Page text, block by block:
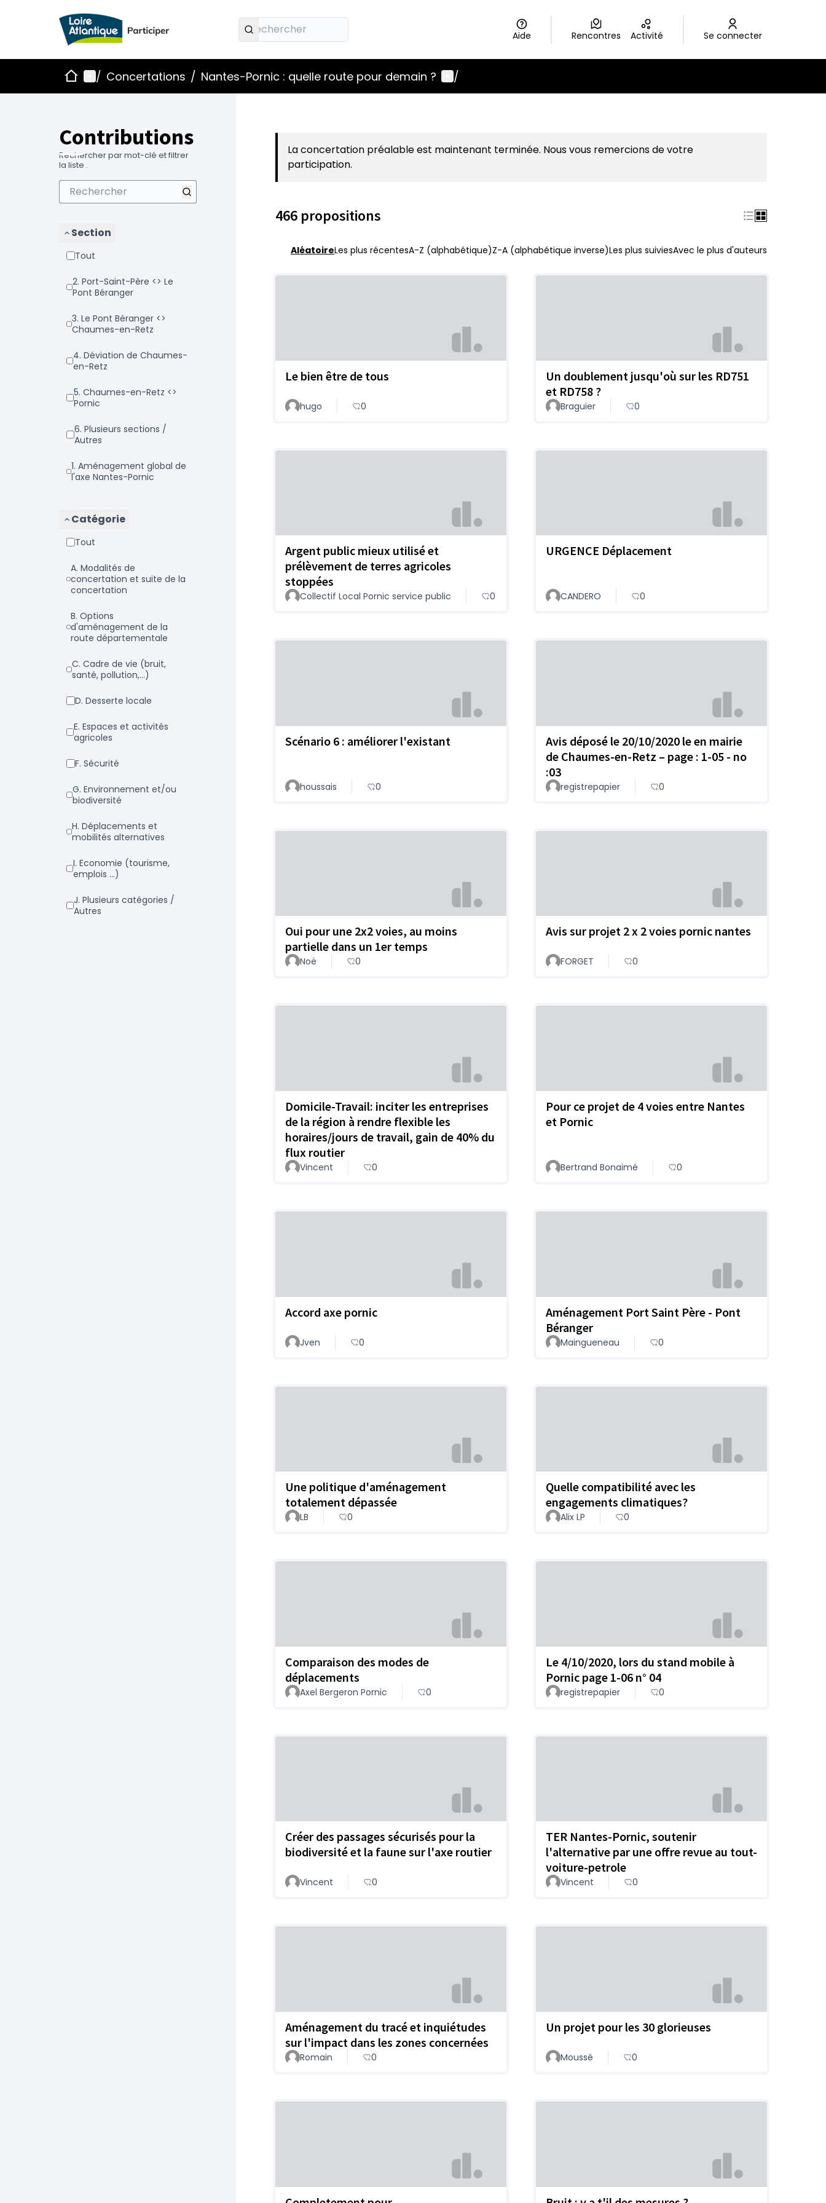
Aide Rencontres Activité Se connecter
AccueilMenu principal
/ Concertations / Nantes-Pornic : quelle route pour demain ? Menu utilisateur
/
Contributions
Rechercher par mot-clé et filtrer
la liste .
Section
Tout
2. Port-Saint-Père <> Le
Pont Béranger
3. Le Pont Béranger <>
Chaumes-en-Retz
4. Déviation de Chaumes-
en-Retz
5. Chaumes-en-Retz <>
Pornic
6. Plusieurs sections /
Autres
1. Aménagement global de
l'axe Nantes-Pornic
Catégorie
Tout
a. Modalités de
concertation et suite de la
concertation
b. Options
d'aménagement de la
route départementale
c. Cadre de vie (bruit,
santé, pollution,...)
d. Desserte locale
e. Espaces et activités
agricoles
f. Sécurité
g. Environnement et/ou
biodiversité
h. Déplacements et
mobilités alternatives
i. Economie (tourisme,
emplois ...)
j. Plusieurs catégories /
Autres
La concertation préalable est maintenant terminée. Nous vous remercions de votre
participation.
466 propositions
AléatoireLes plus récentesA-Z (alphabétique)Z-A (alphabétique inverse)Les plus suiviesAvec le plus d'auteurs
Le bien être de tous
hugo 0
Un doublement jusqu'où sur les RD751
et RD758 ?
Braguier 0
Argent public mieux utilisé et
prélèvement de terres agricoles
stoppées
Collectif Local Pornic service public 0
URGENCE Déplacement
CANDERO 0
Scénario 6 : améliorer l'existant
houssais 0
Avis déposé le 20/10/2020 le en mairie
de Chaumes-en-Retz – page : 1-05 - no
:03
registrepapier 0
Oui pour une 2x2 voies, au moins
partielle dans un 1er temps
Noë 0
Avis sur projet 2 x 2 voies pornic nantes
FORGET 0
Domicile-Travail: inciter les entreprises
de la région à rendre flexible les
horaires/jours de travail, gain de 40% du
flux routier
Vincent 0
Pour ce projet de 4 voies entre Nantes
et Pornic
Bertrand Bonaimé 0
Accord axe pornic
Jven 0
Aménagement Port Saint Père - Pont
Béranger
Maingueneau 0
Une politique d'aménagement
totalement dépassée
LB 0
Quelle compatibilité avec les
engagements climatiques?
Alix LP 0
Comparaison des modes de
déplacements
Axel Bergeron Pornic 0
Le 4/10/2020, lors du stand mobile à
Pornic page 1-06 n° 04
registrepapier 0
Créer des passages sécurisés pour la
biodiversité et la faune sur l'axe routier
Vincent 0
TER Nantes-Pornic, soutenir
l'alternative par une offre revue au tout-
voiture-petrole
Vincent 0
Aménagement du tracé et inquiétudes
sur l'impact dans les zones concernées
Romain 0
Un projet pour les 30 glorieuses
Moussé 0